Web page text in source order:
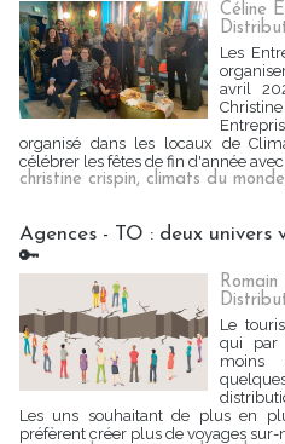
Céline
Les
avril
organisé dans les locaux de
célébrer les fêtes de fin d'année avec
christine crispin, climats du monde
Agences - TO : deux univers
🔑
Le
qui par
moins
Les uns souhaitant de plus en
préfèrent créer plus de voyages sur-